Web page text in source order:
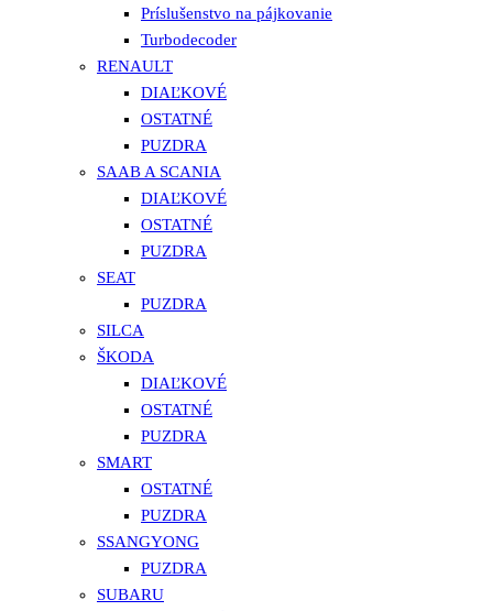
Príslušenstvo na pájkovanie
Turbodecoder
RENAULT
DIAĽKOVÉ
OSTATNÉ
PUZDRA
SAAB A SCANIA
DIAĽKOVÉ
OSTATNÉ
PUZDRA
SEAT
PUZDRA
SILCA
ŠKODA
DIAĽKOVÉ
OSTATNÉ
PUZDRA
SMART
OSTATNÉ
PUZDRA
SSANGYONG
PUZDRA
SUBARU